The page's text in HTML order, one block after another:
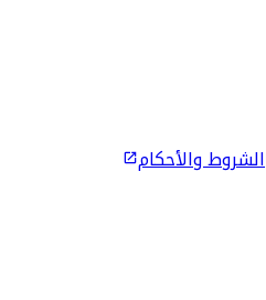
الشروط والأحكام